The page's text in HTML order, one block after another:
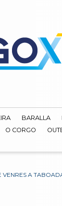
BARALLA
O CORGO
A